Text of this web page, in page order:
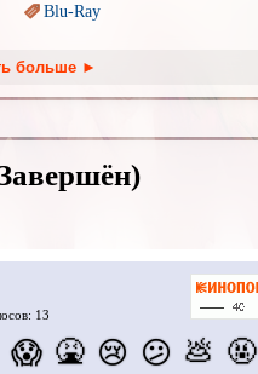
Blu-Ray
Аниме
Дорамы
Комикс
Призраки
Про богатых
больше ►
13
😱 🤮 😢 😕 💩 🤬